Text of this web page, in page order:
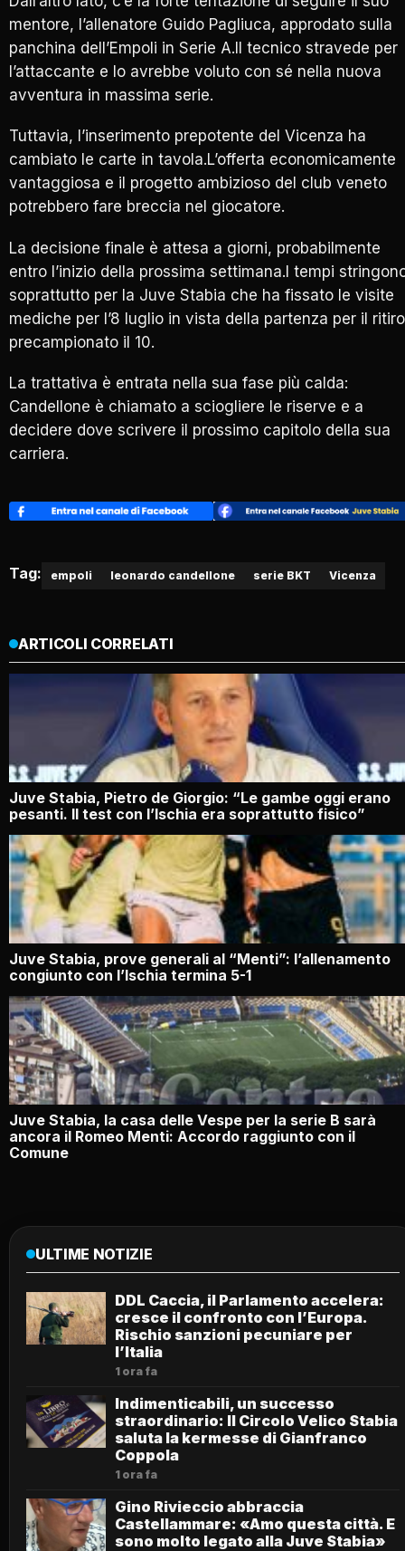
mentore, l’allenatore Guido Pagliuca, approdato sulla
panchina dell’Empoli in Serie A.Il tecnico stravede per
l’attaccante e lo avrebbe voluto con sé nella nuova
avventura in massima serie.
Tuttavia, l’inserimento prepotente del Vicenza ha
cambiato le carte in tavola.L’offerta economicamente
vantaggiosa e il progetto ambizioso del club veneto
potrebbero fare breccia nel giocatore.
La decisione finale è attesa a giorni, probabilmente
entro l’inizio della prossima settimana.I tempi
soprattutto per la Juve Stabia che ha fissato le visite
mediche per l’8 luglio in vista della partenza per il ritiro
precampionato il 10.
La trattativa è entrata nella sua fase più calda:
Candellone è chiamato a sciogliere le riserve e a
decidere dove scrivere il prossimo capitolo della sua
carriera.
Tag: empoli leonardo candellone serie BKT Vicenza
ARTICOLI CORRELATI
Juve Stabia, Pietro de Giorgio: “Le gambe oggi erano
pesanti. Il test con l’Ischia era soprattutto fisico”
Juve Stabia, prove generali al “Menti”: l’allenamento
congiunto con l’Ischia termina 5-1
Juve Stabia, la casa delle Vespe per la serie B sarà
ancora il Romeo Menti: Accordo raggiunto con il
Comune
ULTIME NOTIZIE
DDL Caccia, il Parlamento accelera:
cresce il confronto con l’Europa.
Rischio sanzioni pecuniare per
l’Italia
1 ora fa
Indimenticabili, un successo
straordinario: Il Circolo Velico Stabia
saluta la kermesse di Gianfranco
Coppola
1 ora fa
Gino Rivieccio abbraccia
Castellammare: «Amo questa città. E
sono molto legato alla Juve Stabia»